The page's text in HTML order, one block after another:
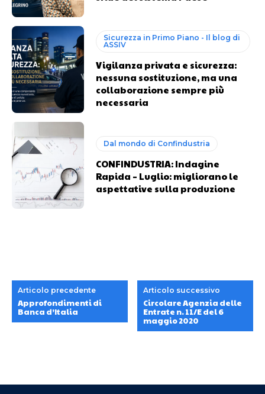
Sicurezza in Primo Piano - Il blog di
ASSIV
Vigilanza privata e sicurezza:
nessuna sostituzione, ma una
collaborazione sempre più
necessaria
Dal mondo di Confindustria
CONFINDUSTRIA: Indagine
Rapida – Luglio: migliorano le
aspettative sulla produzione
Articolo precedente
Approfondimenti di
Banca d’Italia
Articolo successivo
Circolare Agenzia delle
Entrate n. 11/E del 6
maggio 2020